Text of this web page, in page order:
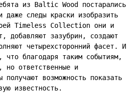
из Baltic Wood постарались
даже следы краски изобразить
Timeless Collection они и
добавляют зазубрин, создают
четырехсторонний фасет. И
что благодаря таким событиям,
но ответственные и
получают возможность показать
известность.